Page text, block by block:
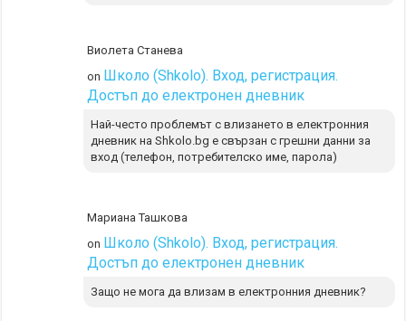
Виолета Станева
on Школо (Shkolo). Вход, регистрация.
Достъп до електронен дневник
Най-често проблемът с влизането в електронния
дневник на Shkolo.bg е свързан с грешни данни за
вход (телефон, потребителско име, парола)
Мариана Ташкова
on Школо (Shkolo). Вход, регистрация.
Достъп до електронен дневник
Защо не мога да влизам в електронния дневник?